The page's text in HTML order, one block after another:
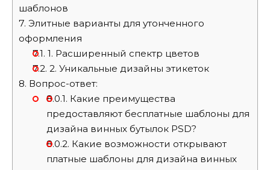
шаблонов
7. Элитные варианты для утонченного
оформления
7.1. 1. Расширенный спектр цветов
7.2. 2. Уникальные дизайны этикеток
8. Вопрос-ответ:
8.0.1. Какие преимущества
предоставляют бесплатные шаблоны для
дизайна винных бутылок PSD?
8.0.2. Какие возможности открывают
платные шаблоны для дизайна винных